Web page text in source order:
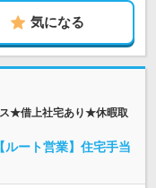
気になる
ス★借上社宅あり★休暇取
ート営業】住宅手当